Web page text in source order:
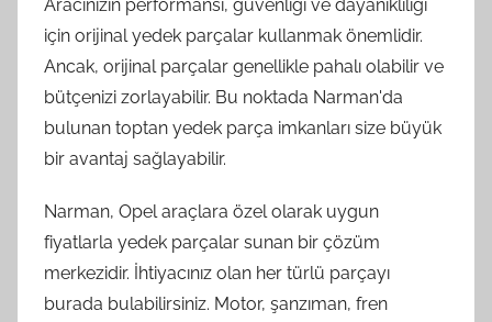
Aracınızın performansı, güvenliği ve dayanıklılığı
için orijinal yedek parçalar kullanmak önemlidir.
Ancak, orijinal parçalar genellikle pahalı olabilir ve
bütçenizi zorlayabilir. Bu noktada Narman'da
bulunan toptan yedek parça imkanları size büyük
bir avantaj sağlayabilir.
Narman, Opel araçlara özel olarak uygun
fiyatlarla yedek parçalar sunan bir çözüm
merkezidir. İhtiyacınız olan her türlü parçayı
burada bulabilirsiniz. Motor, şanzıman, fren